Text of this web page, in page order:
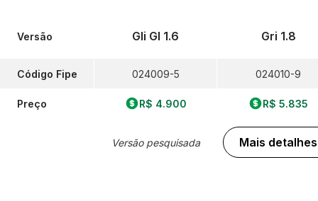
Versão
Código Fipe
Preço
Gli Gl 1.6
024009-5
R$ 4.900
Versão pesquisada
Gri 1.8
024010-9
R$ 5.835
Mais detalhes